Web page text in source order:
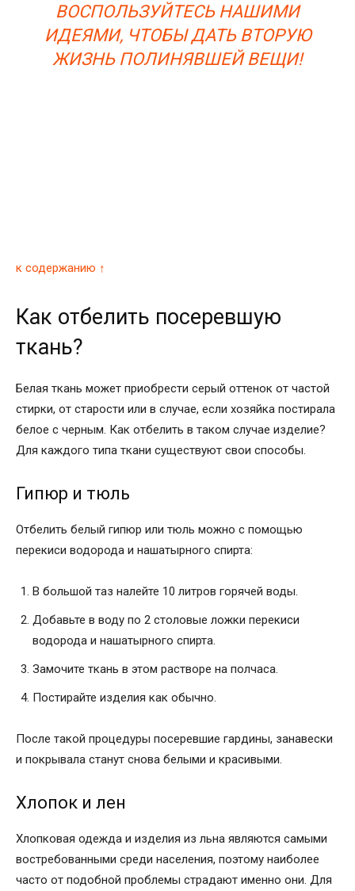
ВОСПОЛЬЗУЙТЕСЬ НАШИМИ
ИДЕЯМИ, ЧТОБЫ ДАТЬ ВТОРУЮ
ЖИЗНЬ ПОЛИНЯВШЕЙ ВЕЩИ!
к содержанию ↑
Как отбелить посеревшую
ткань?
Белая ткань может приобрести серый оттенок от частой
стирки, от старости или в случае, если хозяйка постирала
белое с черным. Как отбелить в таком случае изделие?
Для каждого типа ткани существуют свои способы.
Гипюр и тюль
Отбелить белый гипюр или тюль можно с помощью
перекиси водорода и нашатырного спирта:
В большой таз налейте 10 литров горячей воды.
Добавьте в воду по 2 столовые ложки перекиси
водорода и нашатырного спирта.
Замочите ткань в этом растворе на полчаса.
Постирайте изделия как обычно.
После такой процедуры посеревшие гардины, занавески
и покрывала станут снова белыми и красивыми.
Хлопок и лен
Хлопковая одежда и изделия из льна являются самыми
востребованными среди населения, поэтому наиболее
часто от подобной проблемы страдают именно они. Для